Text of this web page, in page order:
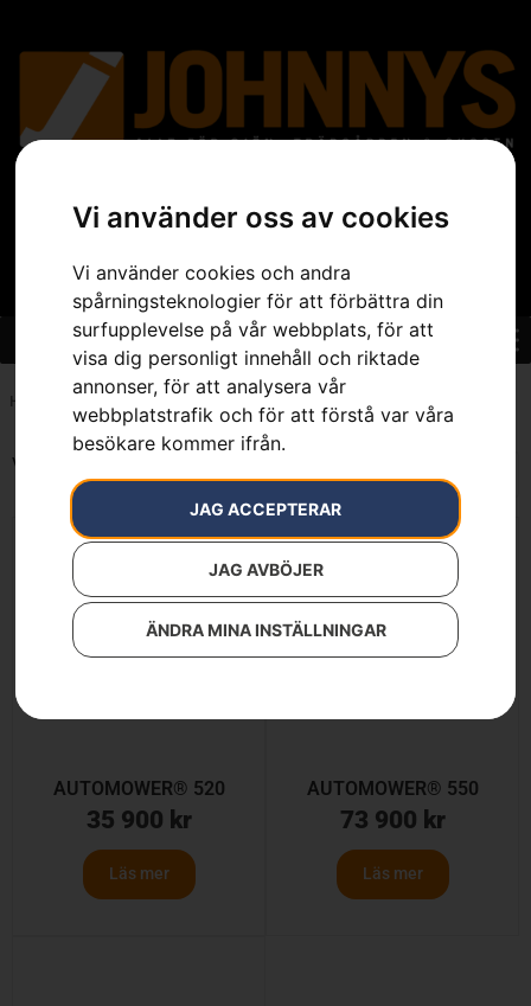
Vi använder oss av cookies
Vi använder cookies och andra
spårningsteknologier för att förbättra din
surfupplevelse på vår webbplats, för att
visa dig personligt innehåll och riktade
annonser, för att analysera vår
webbplatstrafik och för att förstå var våra
besökare kommer ifrån.
JAG ACCEPTERAR
JAG AVBÖJER
ÄNDRA MINA INSTÄLLNINGAR
Hem
Visar alla 3 resultat
AUTOMOWER® 520
35 900 kr
Läs mer
AUTOMOWER® 550
73 900 kr
Läs mer